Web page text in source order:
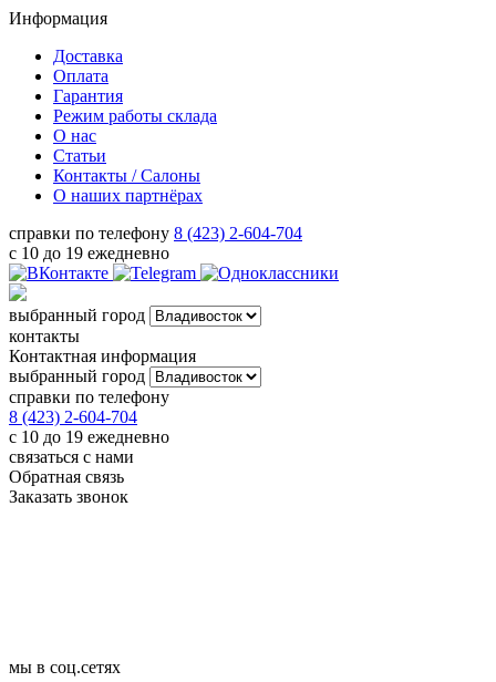
Информация
Доставка
Оплата
Гарантия
Режим работы склада
О нас
Статьи
Контакты / Салоны
О наших партнёрах
справки по телефону 8 (423) 2-604-704
с 10 до 19 ежедневно
выбранный город
контакты
Контактная информация
выбранный город
справки по телефону
8 (423) 2-604-704
с 10 до 19 ежедневно
связаться с нами
Обратная связь
Заказать звонок
мы в соц.сетях